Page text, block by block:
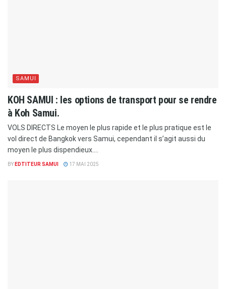
SAMUI
KOH SAMUI : les options de transport pour se rendre
à Koh Samui.
VOLS DIRECTS Le moyen le plus rapide et le plus pratique est le
vol direct de Bangkok vers Samui, cependant il s’agit aussi du
moyen le plus dispendieux....
BY EDTITEUR SAMUI 17 MAI 2025